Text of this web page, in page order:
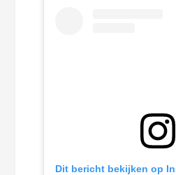
Dit bericht bekijken op